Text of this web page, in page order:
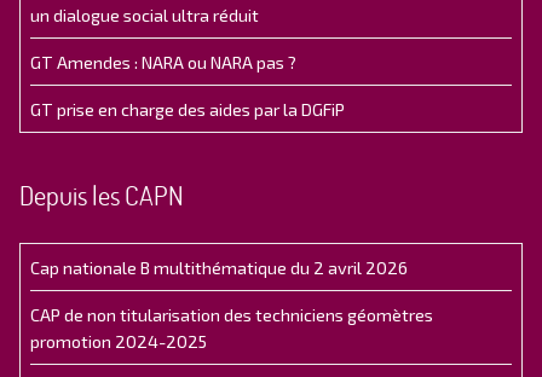
un dialogue social ultra réduit
GT Amendes : NARA ou NARA pas ?
GT prise en charge des aides par la DGFiP
Depuis les CAPN
Cap nationale B multithématique du 2 avril 2026
CAP de non titularisation des techniciens géomètres
promotion 2024-2025